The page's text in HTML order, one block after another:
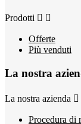
Prodotti  
Offerte
Più venduti
La nostra
La nostra azienda 
Procedura di